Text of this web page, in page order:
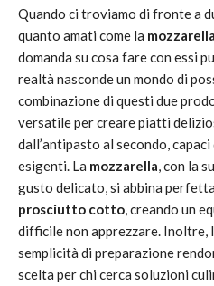
Quando ci troviamo di fronte a
quanto amati come la mozzarella
domanda su cosa fare con essi
realtà nasconde un mondo di
combinazione di questi due
versatile per creare piatti
dall’antipasto al secondo,
esigenti. La mozzarella, con la
gusto delicato, si abbina
prosciutto cotto, creando un
difficile non apprezzare. Inoltre,
semplicità di preparazione
scelta per chi cerca soluzioni